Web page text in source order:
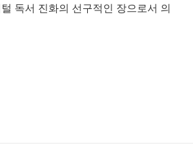
독서 진화의 선구적인 장으로서 의